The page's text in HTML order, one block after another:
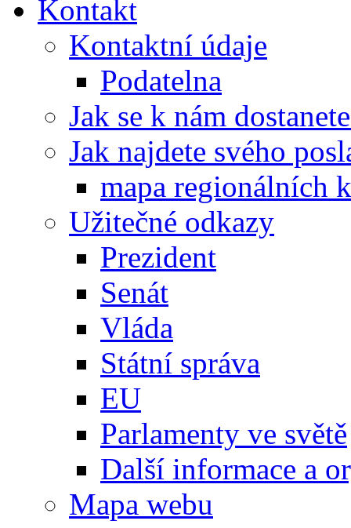
Kontakt
Kontaktní údaje
Podatelna
Jak se k nám
Jak najdete svého
mapa regionálních
Užitečné odkazy
Prezident
Senát
Vláda
Státní správa
EU
Parlamenty ve světě
Další informace a
Mapa webu